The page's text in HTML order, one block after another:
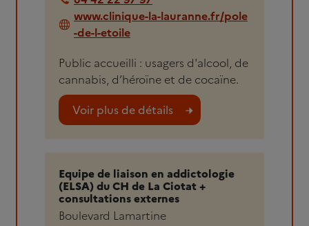
www.clinique-la-lauranne.fr/pole
-de-l-etoile
Public accueilli : usagers d'alcool, de
cannabis, d’héroïne et de cocaïne.
Voir plus de détails
Equipe de liaison en addictologie
(ELSA) du CH de La Ciotat +
consultations externes
Boulevard Lamartine